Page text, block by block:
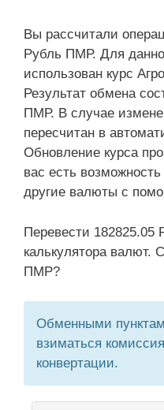
Вы рассчитали
Рубль ПМР. Для
использован курс
Результат обмена
ПМР. В случае
пересчитан в
Обновление курса
вас есть
другие валюты с
Перевести 182825.05
калькулятора валют.
ПМР?
Обменными
взиматься
конвертации.